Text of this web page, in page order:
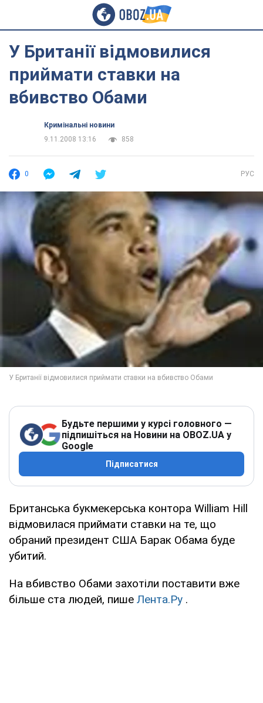
У Британії відмовилися
приймати ставки на
вбивство Обами
Кримінальні новини
9.11.2008 13:16
858
0 РУС
Будьте першими у курсі головного —
підпишіться на Новини на OBOZ.UA у
Google
Підписатися
Британська букмекерська контора William Hill
відмовилася приймати ставки на те, що
обраний президент США Барак Обама буде
убитий.
На вбивство Обами захотіли поставити вже
більше ста людей, пише Лента.Ру .